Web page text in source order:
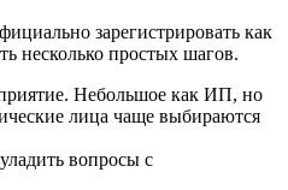
зарегистрировать как
несколько простых шагов.
Небольшое как ИП, но
лица чаще выбираются
вопросы с